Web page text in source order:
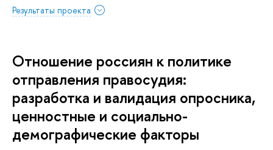
Результаты проекта
Отношение россиян к политике
отправления правосудия:
разработка и валидация опросника,
ценностные и социально-
демографические факторы